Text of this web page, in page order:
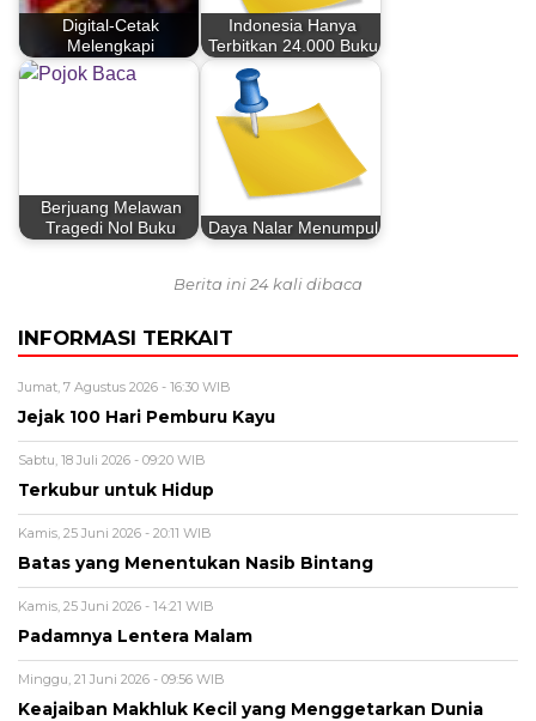
Digital-Cetak
Melengkapi
Indonesia Hanya
Terbitkan 24.000 Buku
Berjuang Melawan
Tragedi Nol Buku
Daya Nalar Menumpul
Berita ini 24 kali dibaca
INFORMASI TERKAIT
Jumat, 7 Agustus 2026 - 16:30 WIB
Jejak 100 Hari Pemburu Kayu
Sabtu, 18 Juli 2026 - 09:20 WIB
Terkubur untuk Hidup
Kamis, 25 Juni 2026 - 20:11 WIB
Batas yang Menentukan Nasib Bintang
Kamis, 25 Juni 2026 - 14:21 WIB
Padamnya Lentera Malam
Minggu, 21 Juni 2026 - 09:56 WIB
Keajaiban Makhluk Kecil yang Menggetarkan Dunia